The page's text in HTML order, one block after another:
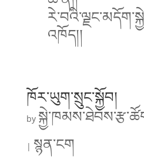
འཁོད།།
ཁོར་ཡུག་སྲུང་སྐྱོབ།
by
| སྙན་ངག